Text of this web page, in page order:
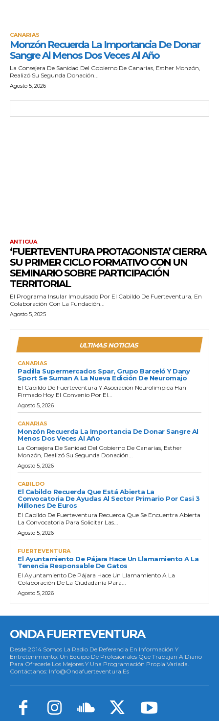
CANARIAS
Monzón Recuerda La Importancia De Donar
Sangre Al Menos Dos Veces Al Año
La Consejera De Sanidad Del Gobierno De Canarias, Esther Monzón,
Realizó Su Segunda Donación...
Agosto 5, 2026
ANTIGUA
‘FUERTEVENTURA PROTAGONISTA’ CIERRA
SU PRIMER CICLO FORMATIVO CON UN
SEMINARIO SOBRE PARTICIPACIÓN
TERRITORIAL
El Programa Insular Impulsado Por El Cabildo De Fuerteventura, En
Colaboración Con La Fundación...
Agosto 5, 2025
ULTIMAS NOTICIAS
CANARIAS
Padilla Supermercados Spar, Grupo Barceló Y Dany
Sport Se Suman A La Nueva Edición De Neuromajo
El Cabildo De Fuerteventura Y Asociación Neurolímpica Han
Firmado Hoy El Convenio Por El...
Agosto 5, 2026
CANARIAS
Monzón Recuerda La Importancia De Donar Sangre Al
Menos Dos Veces Al Año
La Consejera De Sanidad Del Gobierno De Canarias, Esther
Monzón, Realizó Su Segunda Donación...
Agosto 5, 2026
CABILDO
El Cabildo Recuerda Que Está Abierta La
Convocatoria De Ayudas Al Sector Primario Por Casi 3
Millones De Euros
El Cabildo De Fuerteventura Recuerda Que Se Encuentra Abierta
La Convocatoria Para Solicitar Las...
Agosto 5, 2026
FUERTEVENTURA
El Ayuntamiento De Pájara Hace Un Llamamiento A La
Tenencia Responsable De Gatos
El Ayuntamiento De Pájara Hace Un Llamamiento A La
Colaboración De La Ciudadanía Para...
Agosto 5, 2026
ONDA FUERTEVENTURA
Desde 2014 Somos La Radio De Referencia En Información Y
Entretenimiento. Un Equipo De Profesionales Que Trabajan A Diario
Para Ofrecerle Los Mejores Y Una Programación Propia Variada.
Contáctanos: Info@ondafuerteventura.es